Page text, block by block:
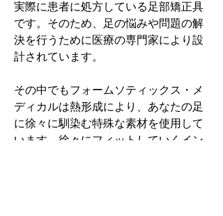
実際に患者に処方している足部矯正具
です。そのため、足の悩みや問題の解
決を行うために医療の専門家により設
計されています。
その中でもフォームソティックス・メ
ディカルは熱形成により、あなたの足
に徐々に馴染む特殊な素材を使用して
います。徐々にフィットしていくイン